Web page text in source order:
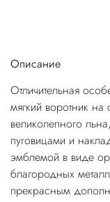
Описание
Отличительная
мягкий воротник
великолепного
пуговицами и
эмблемой в виде
благородных
прекрасным